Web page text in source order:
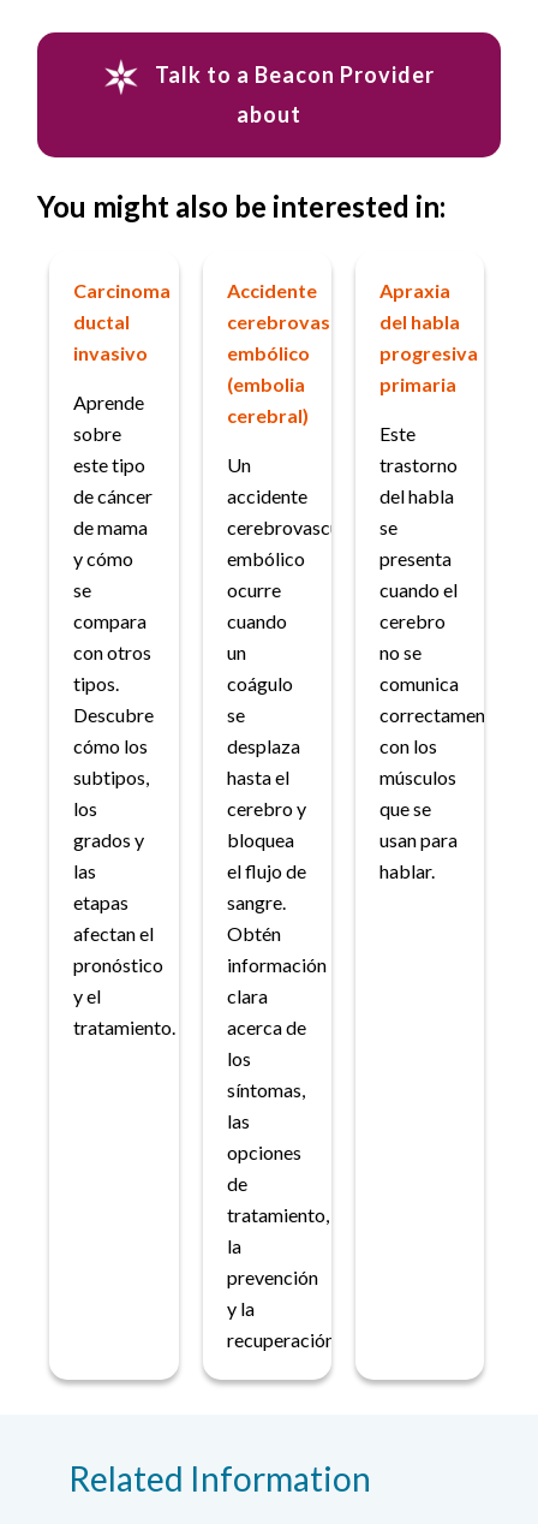
Talk to a Beacon Provider
about
You might also be interested in:
Carcinoma
ductal
invasivo
Aprende
sobre
este tipo
de cáncer
de mama
y cómo
se
compara
con otros
tipos.
Descubre
cómo los
subtipos,
los
grados y
las
etapas
afectan el
pronóstico
y el
tratamiento.
Accidente
cerebrovascular
embólico
(embolia
cerebral)
Un
accidente
cerebrovascular
embólico
ocurre
cuando
un
coágulo
se
desplaza
hasta el
cerebro y
bloquea
el flujo de
sangre.
Obtén
información
clara
acerca de
los
síntomas,
las
opciones
de
tratamiento,
la
prevención
y la
recuperación.
Apraxia
del habla
progresiva
primaria
Este
trastorno
del habla
se
presenta
cuando el
cerebro
no se
comunica
correctamente
con los
músculos
que se
usan para
hablar.
Related Information